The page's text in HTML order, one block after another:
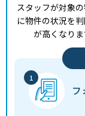
スタッフが対象
に物件の状況を
が高くなりま
フ